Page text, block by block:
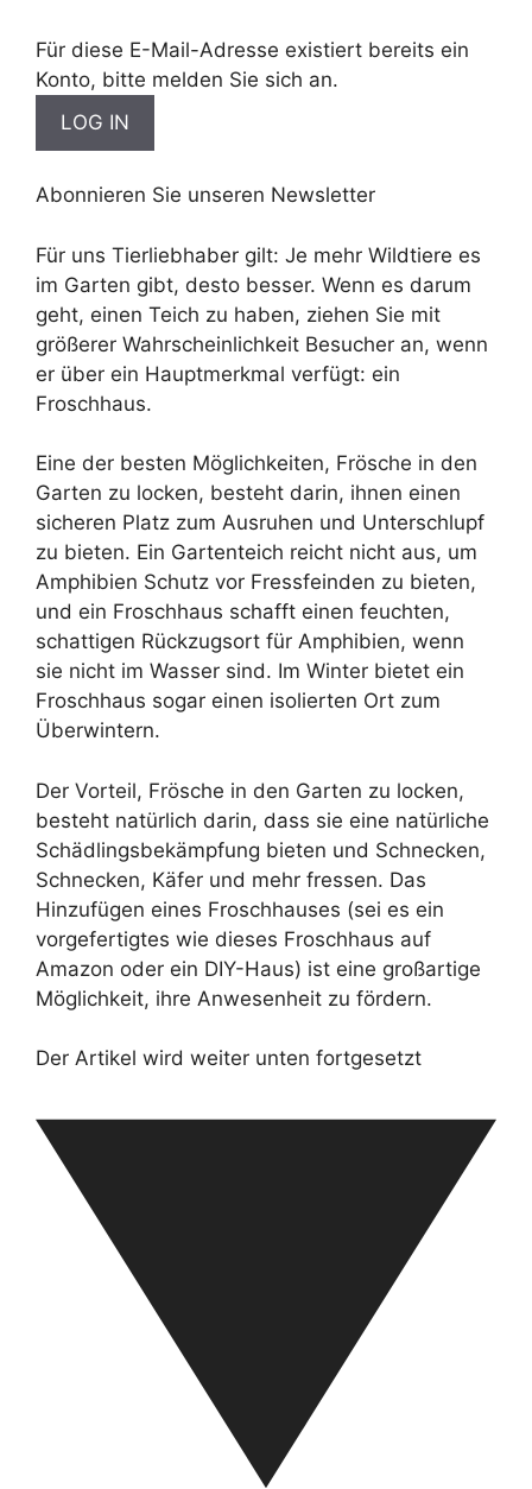
Für diese E-Mail-Adresse existiert bereits ein
Konto, bitte melden Sie sich an.
Abonnieren Sie unseren Newsletter
Für uns Tierliebhaber gilt: Je mehr Wildtiere es
im Garten gibt, desto besser. Wenn es darum
geht, einen Teich zu haben, ziehen Sie mit
größerer Wahrscheinlichkeit Besucher an, wenn
er über ein Hauptmerkmal verfügt: ein
Froschhaus.
Eine der besten Möglichkeiten, Frösche in den
Garten zu locken, besteht darin, ihnen einen
sicheren Platz zum Ausruhen und Unterschlupf
zu bieten. Ein Gartenteich reicht nicht aus, um
Amphibien Schutz vor Fressfeinden zu bieten,
und ein Froschhaus schafft einen feuchten,
schattigen Rückzugsort für Amphibien, wenn
sie nicht im Wasser sind. Im Winter bietet ein
Froschhaus sogar einen isolierten Ort zum
Überwintern.
Der Vorteil, Frösche in den Garten zu locken,
besteht natürlich darin, dass sie eine natürliche
Schädlingsbekämpfung bieten und Schnecken,
Schnecken, Käfer und mehr fressen. Das
Hinzufügen eines Froschhauses (sei es ein
vorgefertigtes wie dieses Froschhaus auf
Amazon oder ein DIY-Haus) ist eine großartige
Möglichkeit, ihre Anwesenheit zu fördern.
Der Artikel wird weiter unten fortgesetzt